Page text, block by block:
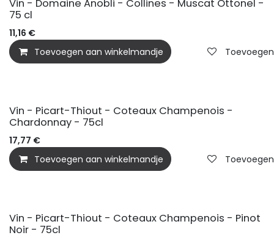
Vin - Domaine Anobli - Collines - Muscat Ottonel -
75 cl
11,16 €
Toevoegen aan winkelmandje
Vin - Picart-Thiout - Coteaux Champenois -
Chardonnay - 75cl
17,77 €
Toevoegen aan winkelmandje
Vin - Picart-Thiout - Coteaux Champenois - Pinot
Noir - 75cl